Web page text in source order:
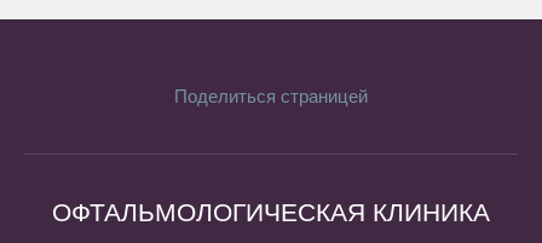
Поделиться страницей
ОФТАЛЬМОЛОГИЧЕСКАЯ КЛИНИКА